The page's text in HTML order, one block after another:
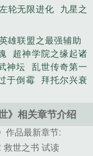
轮无限进化
九星之
雄联盟之最强辅助
超神学院之缘起诸
神坛
乱世传奇第一
于倒霉
拜托尔兴衰
》相关章节介绍
作品最新章节:
救世之书 试读